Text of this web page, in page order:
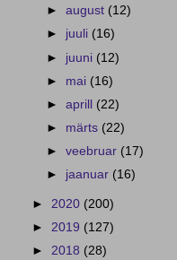
►august (12)
► juuli (16)
► juuni (12)
► mai (16)
►aprill (22)
► märts (22)
►veebruar (17)
► jaanuar (16)
► 2020 (200)
► 2019 (127)
► 2018 (28)